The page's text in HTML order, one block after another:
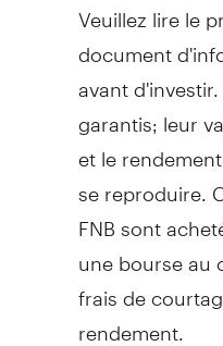
Veuillez lire le
document
avant
garantis; leur
et le
se reproduire.
FNB sont
une bourse au
frais de
rendement.